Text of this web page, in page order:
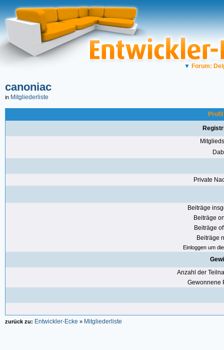
▼ Forum:
canoniac
in Mitgliederliste
Private
Beiträge
Beiträge
Beiträge
Beiträge
Einloggen um
Anzahl der
Gewonnene
zurück zu: Entwickler-Ecke » Mitgliederliste